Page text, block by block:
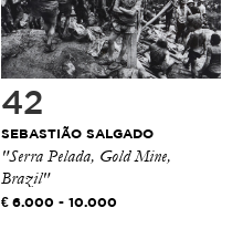
42
SEBASTIÃO SALGADO
"Serra Pelada, Gold Mine,
Brazil"
6.000 - 10.000